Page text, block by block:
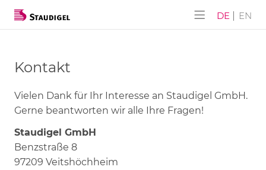
DE EN
Kontakt
Vielen Dank für Ihr Interesse an Staudigel GmbH.
Gerne beantworten wir alle Ihre Fragen!
Staudigel GmbH
Benzstraße 8
97209 Veitshöchheim
Möbel BAU
Wand DESIGN
Flex Paravent
ALPHA-AKUSTIK
NANO-Lite
Lochplatten
Schlitzplatten
Schlitzplatten (Lamellen)
Geschichte
Stellenangebote
Event 03/2025
Event 04/2024
Event 11/2023
Event 03/2023